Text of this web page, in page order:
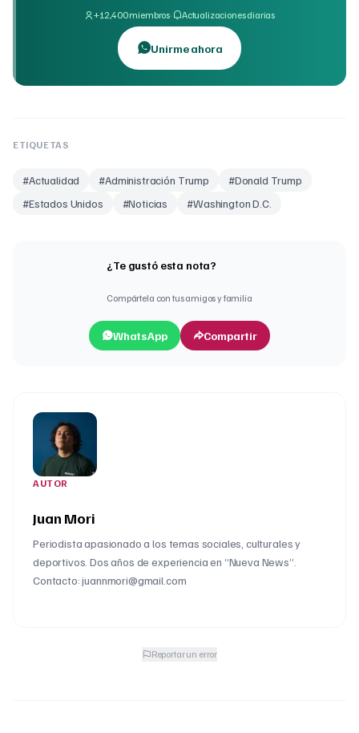
+12,400 miembros· Actualizaciones diarias
Unirme ahora
ETIQUETAS
#Actualidad #Administración Trump #Donald Trump
#Estados Unidos #Noticias #Washington D.C.
¿Te gustó esta nota?
Compártela con tus amigos y familia
WhatsApp Compartir
AUTOR
Juan Mori
Periodista apasionado a los temas sociales, culturales y
deportivos. Dos años de experiencia en “Nueva News”.
Contacto: juannmori@gmail.com
Reportar un error